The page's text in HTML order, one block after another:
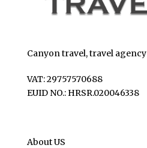
Canyon travel, travel agency
VAT: 29757570688
EUID NO.: HRSR.020046338
About US